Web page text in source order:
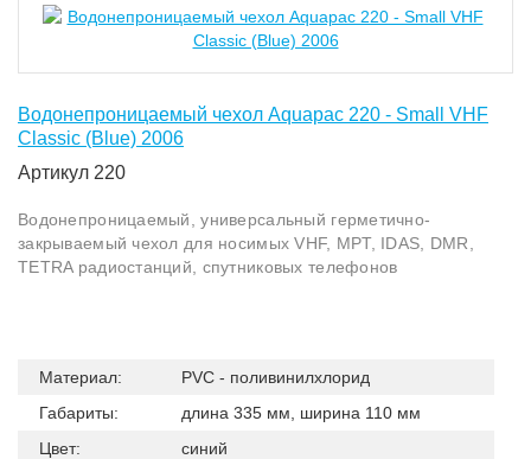
Водонепроницаемый чехол Aquapac 220 - Small VHF
Classic (Blue) 2006
Артикул 220
Водонепроницаемый, универсальный герметично-
закрываемый чехол для носимых VHF, MPT, IDAS, DMR,
TETRA радиостанций, спутниковых телефонов
Материал:
PVC - поливинилхлорид
Габариты:
длина 335 мм, ширина 110 мм
Цвет:
синий